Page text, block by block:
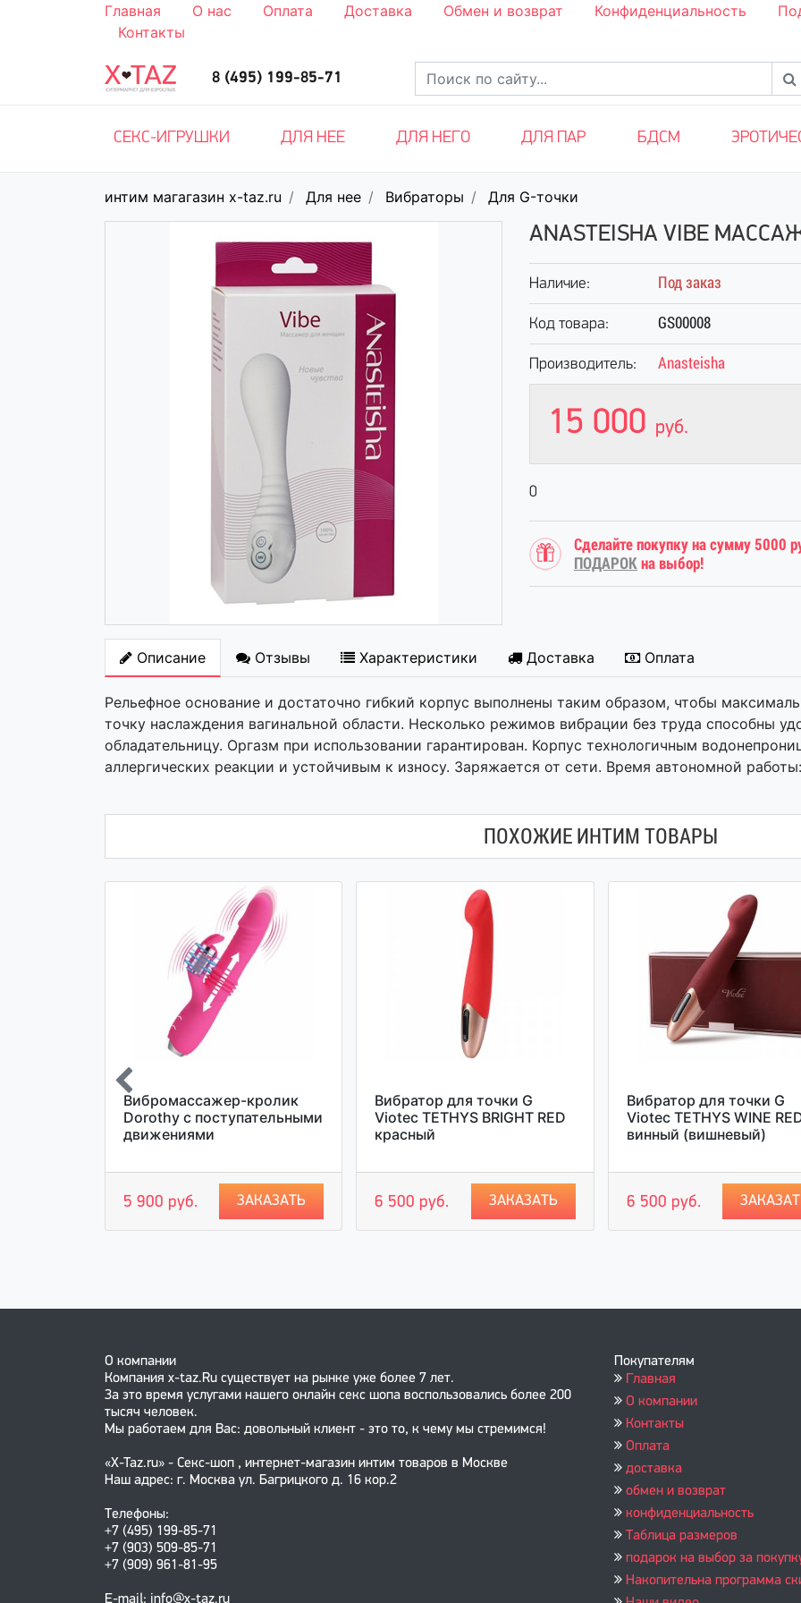
Главная О нас Оплата Доставка Обмен и возврат Конфиденциальность
Контакты
8 (495) 199-85-71
СЕКС-ИГРУШКИ ДЛЯ НЕЕ ДЛЯ НЕГО ДЛЯ ПАР БДСМ
интим магагазин x-taz.ru Для нее Вибраторы Для G-точки
ANASTEISHA VIBE
Наличие: Под заказ
Код товара: GS00008
Производитель: Anasteisha
15 000 руб.
0
Сделайте покупку на сумму 5000
ПОДАРОК на выбор!
Описание Отзывы Характеристики Доставка Оплата
Рельефное основание и достаточно гибкий корпус выполнены таким образом, чтобы
точку наслаждения вагинальной области. Несколько режимов вибрации без труда способны
обладательницу. Оргазм при использовании гарантирован. Корпус технологичным
аллергических реакции и устойчивым к износу. Заряжается от сети. Время автономной
ПОХОЖИЕ ИНТИМ ТОВАРЫ
Вибромассажер-кролик
Dorothy с поступательными
движениями
5 900 руб. ЗАКАЗАТЬ
Вибратор для точки G
Viotec TETHYS BRIGHT RED
красный
6 500 руб. ЗАКАЗАТЬ
Вибратор для точки G
Viotec TETHYS WINE
винный (вишневый)
6 500 руб.
О компании
Компания x-taz.Ru существует на рынке уже более 7 лет.
За это время услугами нашего онлайн секс шопа воспользовались более 200
тысяч человек.
Мы работаем для Вас: довольный клиент - это то, к чему мы стремимся!
«X-Taz.ru» - Секс-шоп , интернет-магазин интим товаров в Москве
Наш адрес: г. Москва ул. Багрицкого д. 16 кор.2
Телефоны:
+7 (495) 199-85-71
+7 (903) 509-85-71
+7 (909) 961-81-95
E-mail: info@x-taz.ru
Покупателям
Главная
О компании
Контакты
Оплата
доставка
обмен и возврат
конфиденциальность
Таблица размеров
подарок на выбор за
Накопительна программа